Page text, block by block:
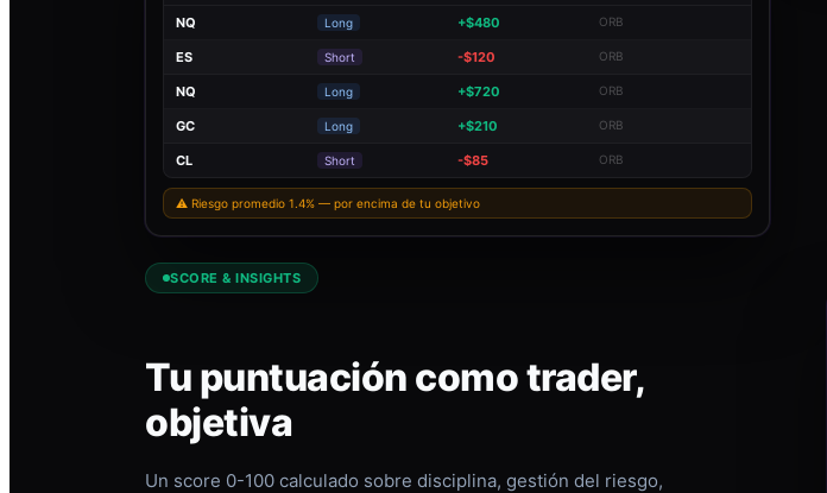
NQ Long +$480 ORB
ES Short -$120 ORB
NQ Long +$720 ORB
GC Long +$210 ORB
CL Short -$85 ORB
⚠ Riesgo promedio 1.4% — por encima de tu objetivo
SCORE & INSIGHTS
Tu puntuación como trader,
objetiva
Un score 0-100 calculado sobre disciplina, gestión del riesgo,